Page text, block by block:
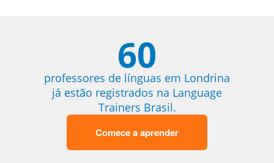
60
professores de línguas em Londrina
já estão registrados na Language
Trainers Brasil.
Comece a aprender